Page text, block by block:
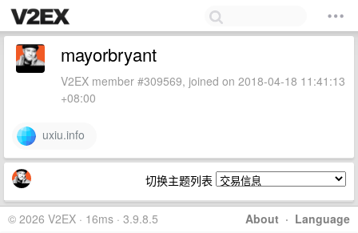
mayorbryant
V2EX member #309569, joined on 2018-04-18 11:41:13
+08:00
uxiu.info
切换主题列表
About · Language
© 2026 V2EX · 16ms · 3.9.8.5